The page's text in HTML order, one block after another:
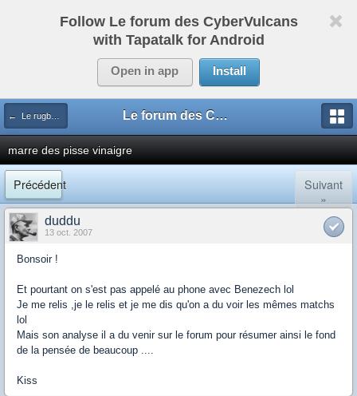
Follow Le forum des CyberVulcans
with Tapatalk for Android
Open in app Install
← Le rugby international Le forum des CyberVulcans
marre des pisse vinaigre
Précédent
Suivant
»
duddu
13 oct. 2007
Bonsoir !
Et pourtant on s'est pas appelé au phone avec Benezech lol
Je me relis ,je le relis et je me dis qu'on a du voir les mêmes matchs
lol
Mais son analyse il a du venir sur le forum pour résumer ainsi le fond
de la pensée de beaucoup ....
Kiss